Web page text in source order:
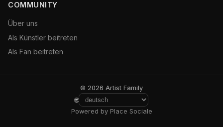
COMMUNITY
Über uns
Als Künstler beitreten
Als Fan beitreten
© 2026 Artist Family
🌐
Powered by Place Sociale